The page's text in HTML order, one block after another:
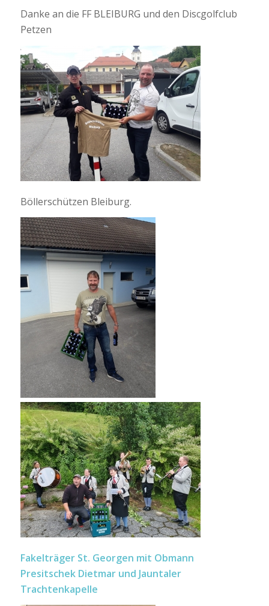
Danke an die FF BLEIBURG und den Discgolfclub
Petzen
Böllerschützen Bleiburg.
Fakelträger St. Georgen mit Obmann
Presitschek Dietmar und Jauntaler
Trachtenkapelle